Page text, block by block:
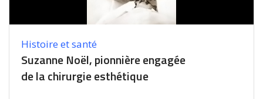
Histoire et santé
Suzanne Noël, pionnière engagée
de la chirurgie esthétique